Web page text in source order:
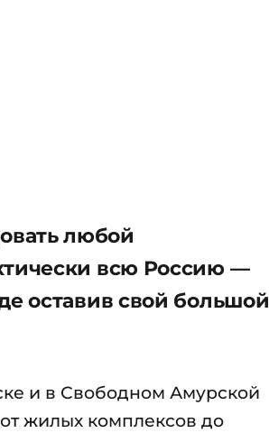
любой
всю Россию —
оставив свой большой
и в Свободном Амурской
жилых комплексов до